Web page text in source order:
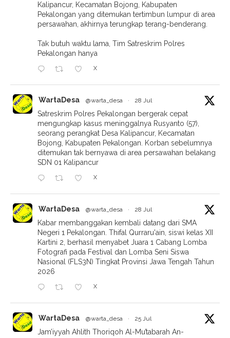
Kalipancur, Kecamatan Bojong, Kabupaten
Pekalongan yang ditemukan tertimbun lumpur di area
persawahan, akhirnya terungkap terang-benderang.
Tak butuh waktu lama, Tim Satreskrim Polres
Pekalongan hanya
X
WartaDesa @warta_desa · 28 Jul
Satreskrim Polres Pekalongan bergerak cepat
mengungkap kasus meninggalnya Rusyanto (57),
seorang perangkat Desa Kalipancur, Kecamatan
Bojong, Kabupaten Pekalongan. Korban sebelumnya
ditemukan tak bernyawa di area persawahan belakang
SDN 01 Kalipancur
X
WartaDesa @warta_desa · 28 Jul
Kabar membanggakan kembali datang dari SMA
Negeri 1 Pekalongan. Thifal Qurraru'ain, siswi kelas XII
Kartini 2, berhasil menyabet Juara 1 Cabang Lomba
Fotografi pada Festival dan Lomba Seni Siswa
Nasional (FLS3N) Tingkat Provinsi Jawa Tengah Tahun
2026
X
WartaDesa @warta_desa · 25 Jul
Jam’iyyah Ahlith Thoriqoh Al-Mu’tabarah An-